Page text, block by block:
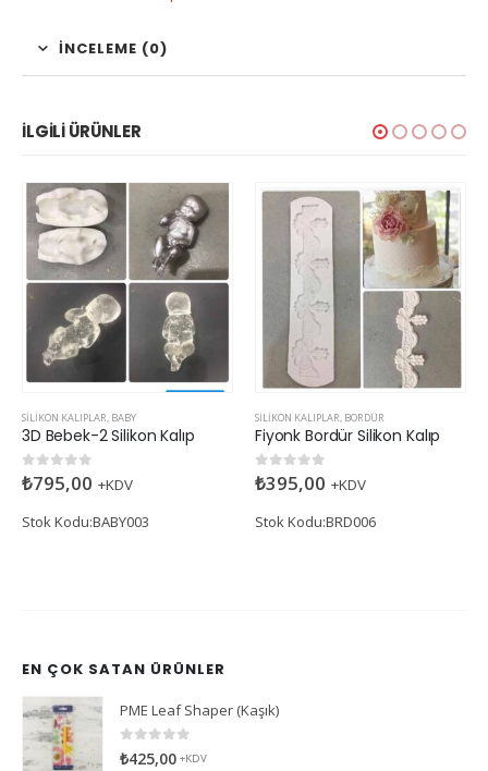
İNCELEME (0)
İLGILI ÜRÜNLER
SILIKON KALIPLAR, BABY
3D Bebek-2 Silikon Kalıp
05 üzerinden
₺795,00 +KDV
Stok Kodu:BABY003
SILIKON KALIPLAR, BORDÜR
Fiyonk Bordür Silikon Kalıp
05 üzerinden
₺395,00 +KDV
Stok Kodu:BRD006
EN ÇOK SATAN ÜRÜNLER
PME Leaf Shaper (Kaşık)
0 5 üzerinden
₺425,00 +KDV